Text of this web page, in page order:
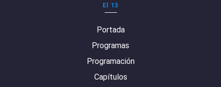
El 13
Portada
Programas
Programación
Capítulos